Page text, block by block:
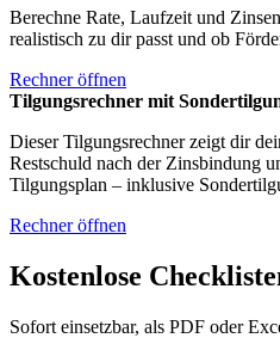
Berechne Rate, Laufzeit und
realistisch zu dir passt und ob
Rechner öffnen
Tilgungsrechner mit
Dieser Tilgungsrechner zeigt dir
Restschuld nach der Zinsbindung
Tilgungsplan – inklusive
Rechner öffnen
Kostenlose
Sofort einsetzbar, als PDF oder